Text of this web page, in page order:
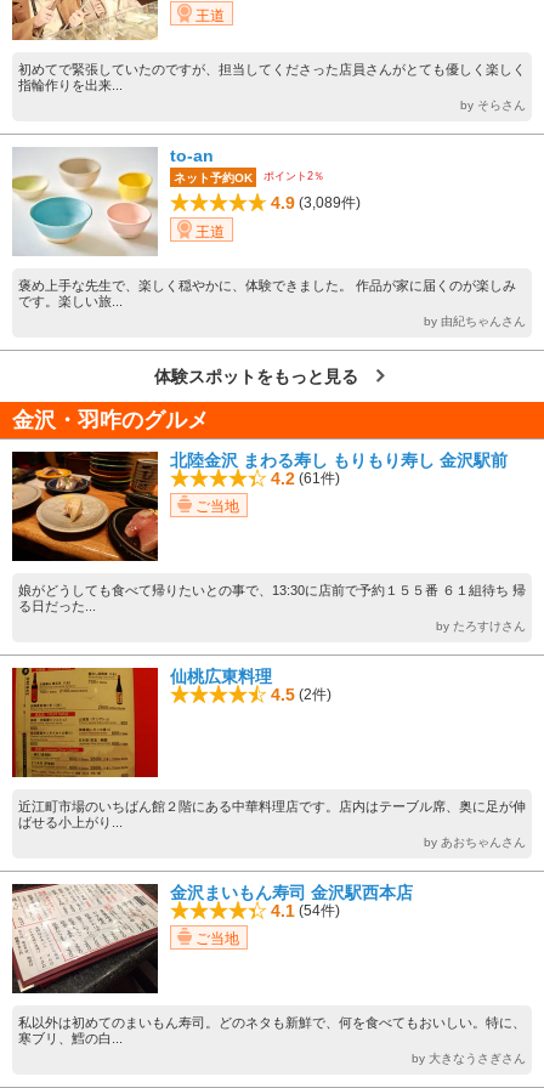
王道
初めてで緊張していたのですが、担当してくださった店員さんがとても優しく楽しく
指輪作りを出来...
by そらさん
to-an
ネット予約OK ポイント2％
4.9 (3,089件)
王道
褒め上手な先生で、楽しく穏やかに、体験できました。 作品が家に届くのが楽しみ
です。楽しい旅...
by 由紀ちゃんさん
体験スポットをもっと見る
金沢・羽咋のグルメ
北陸金沢 まわる寿し もりもり寿し 金沢駅前
4.2 (61件)
ご当地
娘がどうしても食べて帰りたいとの事で、13:30に店前で予約１５５番 ６１組待ち 帰
る日だった...
by たろすけさん
仙桃広東料理
4.5 (2件)
近江町市場のいちばん館２階にある中華料理店です。店内はテーブル席、奥に足が伸
ばせる小上がり...
by あおちゃんさん
金沢まいもん寿司 金沢駅西本店
4.1 (54件)
ご当地
私以外は初めてのまいもん寿司。どのネタも新鮮で、何を食べてもおいしい。特に、
寒ブリ、鱈の白...
by 大きなうさぎさん